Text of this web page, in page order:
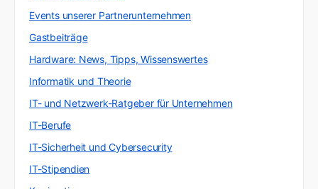
Events unserer Partnerunternehmen
Gastbeiträge
Hardware: News, Tipps, Wissenswertes
Informatik und Theorie
IT- und Netzwerk-Ratgeber für Unternehmen
IT-Berufe
IT-Sicherheit und Cybersecurity
IT-Stipendien